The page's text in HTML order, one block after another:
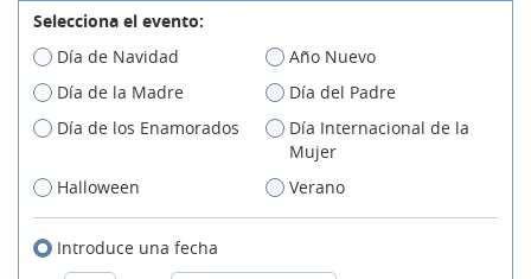
Selecciona el evento:
Día de Navidad
Año Nuevo
Día de la Madre
Día del Padre
Día de los Enamorados
Día Internacional de la
Mujer
Halloween
Verano
Introduce una fecha